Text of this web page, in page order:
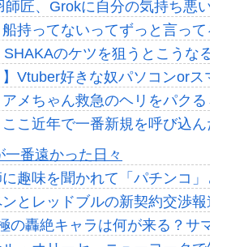
師匠、Grokに自分の気持ち悪い
船持ってないってずっと言って
SHAKAのケツを狙うとこうなる
】Vtuber好きな奴パソコンorス
アメちゃん救急のヘリをパクる→
ここ近年で一番新規を呼び込んだ
相互RSS
番遠かった日々
に趣味を聞かれて「パチンコ」と
とレッドブルの新契約交渉報道
の轟絶キャラは何が来る？サマ